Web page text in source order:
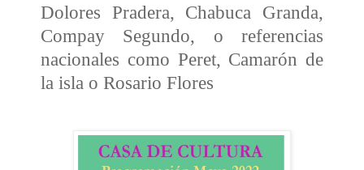
Dolores Pradera, Chabuca Granda,
Compay Segundo, o referencias
nacionales como Peret, Camarón de
la isla o Rosario Flores